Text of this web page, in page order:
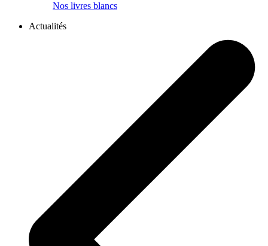
Nos livres blancs
Actualités